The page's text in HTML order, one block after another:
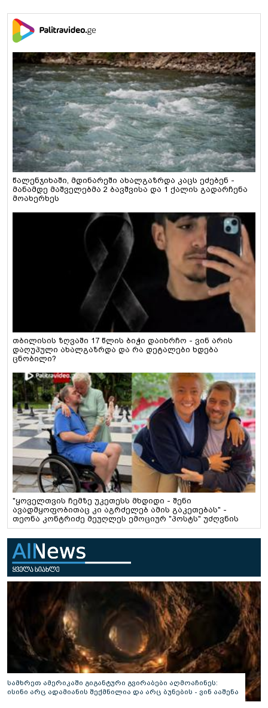
წალენჯიხაში, მდინარეში ახალგაზრდა კაცს ეძებენ -
მანამდე მაშველებმა 2 ბავშვისა და 1 ქალის გადარჩენა
მოახერხეს
თბილისის ზღვაში 17 წლის ბიჭი დაიხრჩო - ვინ არის
დაღუპული ახალგაზრდა და რა დეტალები ხდება
ცნობილი?
"ყოველთვის ჩემზე უკეთესს მხდიდი - შენი
ავადმყოფობითაც კი აგრძელებ ამის გაკეთებას" -
თეონა კონტრიძე მეუღლეს ემოციურ "პოსტს" უძღვნის
სამხრეთ ამერიკაში გიგანტური გვირაბები აღმოაჩინეს:
ისინი არც ადამიანის შექმნილია და არც ბუნების - ვინ ააშენა